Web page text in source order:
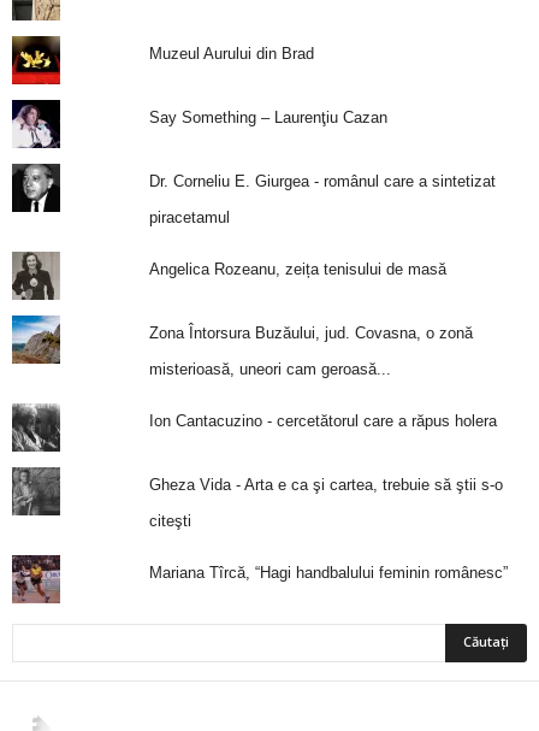
Muzeul Aurului din Brad
Say Something – Laurenţiu Cazan
Dr. Corneliu E. Giurgea - românul care a sintetizat
piracetamul
Angelica Rozeanu, zeița tenisului de masă
Zona Întorsura Buzăului, jud. Covasna, o zonă
misterioasă, uneori cam geroasă...
Ion Cantacuzino - cercetătorul care a răpus holera
Gheza Vida - Arta e ca şi cartea, trebuie să ştii s-o
citeşti
Mariana Tîrcă, “Hagi handbalului feminin românesc”